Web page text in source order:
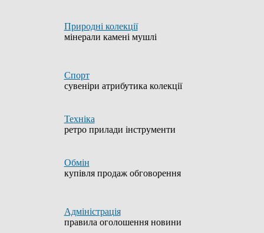
Природні колекції
мінерали камені мушлі
Спорт
сувеніри атрибутика колекції
Техніка
ретро прилади інструменти
Обмін
купівля продаж обговорення
Адміністрація
правила оголошення новини